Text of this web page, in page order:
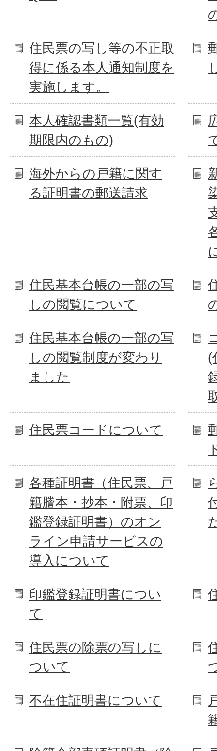
住民票の写し等の不正取
得に係る本人通知制度を
実施します。
本人確認書類一覧(有効
期限内のもの)
海外からの戸籍に関す
る証明書の郵送請求
住民基本台帳の一部の写
しの閲覧について
住民基本台帳の一部の写
しの閲覧制度が変わり
ました
(
住民票コードについて
各種証明書（住民票、戸
籍謄本・抄本・附票、印
鑑登録証明書）のオン
ライン申請サービスの
導入について
印鑑登録証明書につい
て
住民票の除票の写しに
ついて
不在住証明書について